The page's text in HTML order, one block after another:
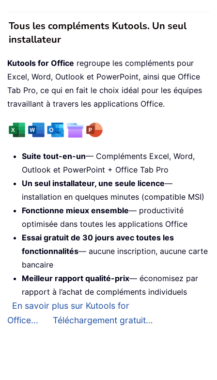
Tous les compléments Kutools. Un seul
installateur
Kutools for Office regroupe les compléments pour
Excel, Word, Outlook et PowerPoint, ainsi que Office
Tab Pro, ce qui en fait le choix idéal pour les équipes
travaillant à travers les applications Office.
Suite tout-en-un— Compléments Excel, Word,
Outlook et PowerPoint + Office Tab Pro
Un seul installateur, une seule licence—
installation en quelques minutes (compatible MSI)
Fonctionne mieux ensemble— productivité
optimisée dans toutes les applications Office
Essai gratuit de 30 jours avec toutes les
fonctionnalités— aucune inscription, aucune carte
bancaire
Meilleur rapport qualité-prix— économisez par
rapport à l’achat de compléments individuels
En savoir plus sur Kutools for
Office...
Téléchargement gratuit…